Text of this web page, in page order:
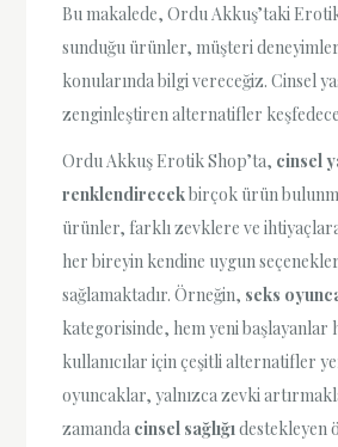
Bu makalede, Ordu Akkuş’taki
sunduğu ürünler, müşteri
konularında bilgi vereceğiz. Cinsel
zenginleştiren alternatifler
Ordu Akkuş Erotik Shop’ta, cinsel
renklendirecekbirçok ürün
ürünler, farklı zevklere ve
her bireyin kendine uygun
sağlamaktadır. Örneğin, seks
kategorisinde, hem yeni başlayanlar
kullanıcılar için çeşitli alternatifler
oyuncaklar, yalnızca zevki
zamanda cinsel sağlığıdestekleyen